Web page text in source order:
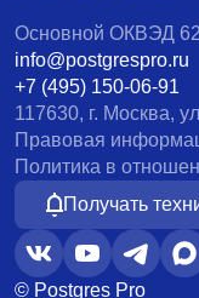
Основной ОКВЭД
info@postgrespro.ru
+7 (495) 150-06-91
117630, г. Москва,
Правовая
Политика в
Получать
© Postgres Pro